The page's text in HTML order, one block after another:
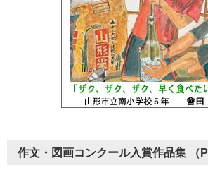
作文・図画コンクール入賞作品集 （